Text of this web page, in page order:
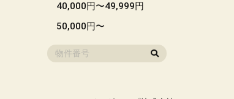
40,000円〜49,999円
50,000円〜